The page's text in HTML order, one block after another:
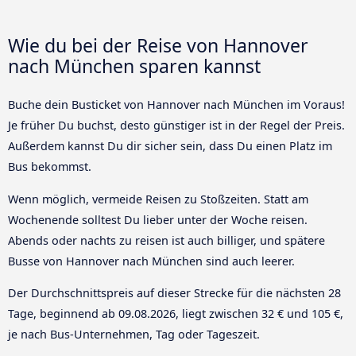
Wie du bei der Reise von Hannover
nach München sparen kannst
Buche dein Busticket von Hannover nach München im Voraus!
Je früher Du buchst, desto günstiger ist in der Regel der Preis.
Außerdem kannst Du dir sicher sein, dass Du einen Platz im
Bus bekommst.
Wenn möglich, vermeide Reisen zu Stoßzeiten. Statt am
Wochenende solltest Du lieber unter der Woche reisen.
Abends oder nachts zu reisen ist auch billiger, und spätere
Busse von Hannover nach München sind auch leerer.
Der Durchschnittspreis auf dieser Strecke für die nächsten 28
Tage, beginnend ab 09.08.2026, liegt zwischen 32 € und 105 €,
je nach Bus-Unternehmen, Tag oder Tageszeit.